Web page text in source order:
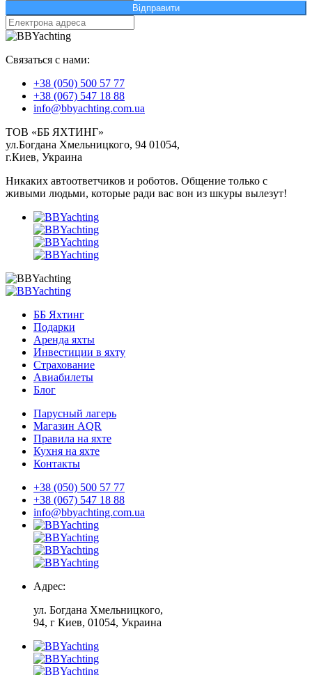
Відправити
Связаться с нами:
+38 (050) 500 57 77
+38 (067) 547 18 88
info@bbyachting.com.ua
ТОВ «ББ ЯХТИНГ»
ул.Богдана Хмельницкого, 94 01054,
г.Киев, Украина
Никаких автоответчиков и роботов. Общение только с
живыми людьми, которые ради вас вон из шкуры вылезут!
ББ Яхтинг
Подарки
Аренда яхты
Инвестиции в яхту
Страхование
Авиабилеты
Блог
Парусный лагерь
Магазин AQR
Правила на яхте
Кухня на яхте
Контакты
+38 (050) 500 57 77
+38 (067) 547 18 88
info@bbyachting.com.ua
Адрес:
ул. Богдана Хмельницкого,
94, г Киев, 01054, Украина